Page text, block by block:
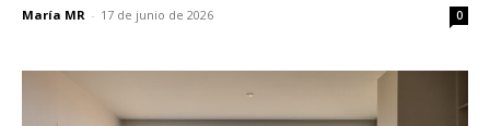
María MR - 17 de junio de 2026 0